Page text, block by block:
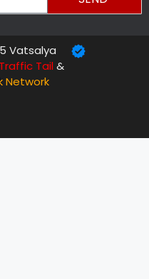
Vatsalya
Traffic Tail&
Network